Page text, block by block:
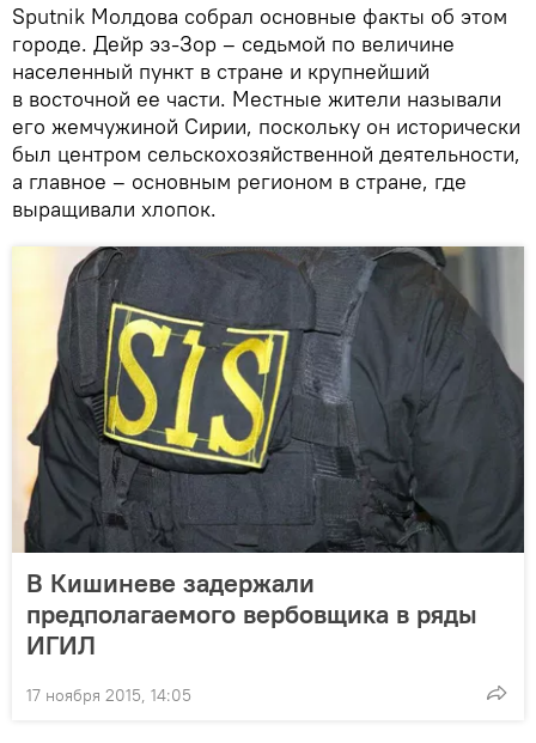
Sputnik Молдова собрал основные факты об этом
городе. Дейр эз-Зор – седьмой по величине
населенный пункт в стране и крупнейший
в восточной ее части. Местные жители называли
его жемчужиной Сирии, поскольку он исторически
был центром сельскохозяйственной деятельности,
а главное – основным регионом в стране, где
выращивали хлопок.
В Кишиневе задержали
предполагаемого вербовщика в ряды
ИГИЛ
17 ноября 2015, 14:05